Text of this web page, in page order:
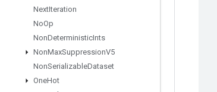
NextIteration
NoOp
NonDeterministicInts
NonMaxSuppressionV5
NonSerializableDataset
OneHot